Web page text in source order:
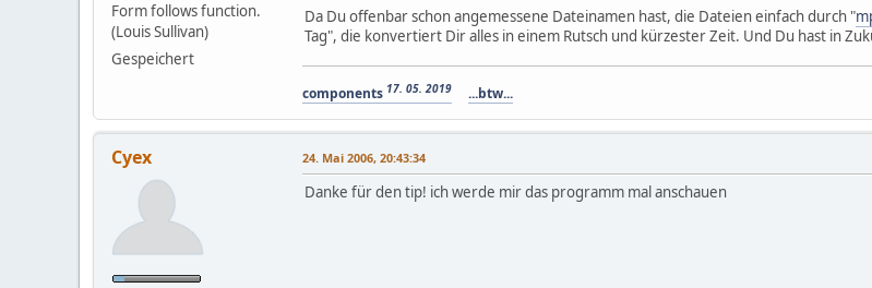
Form follows function.
(Louis Sullivan)
Gespeichert
Da Du offenbar schon angemessene Dateinamen hast, die Dateien einfach durch "
Tag", die konvertiert Dir alles in einem Rutsch und kürzester Zeit. Und Du hast in
components 17. 05. 2019 ...btw...
Cyex 24. Mai 2006, 20:43:34
Danke für den tip! ich werde mir das programm mal anschauen